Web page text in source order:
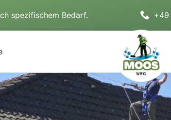
spezifischem Bedarf. +49